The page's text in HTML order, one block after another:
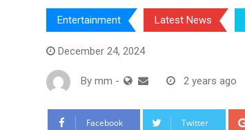
Entertainment Latest News
December 24, 2024
By mm - 2 years ago
Facebook Twitter